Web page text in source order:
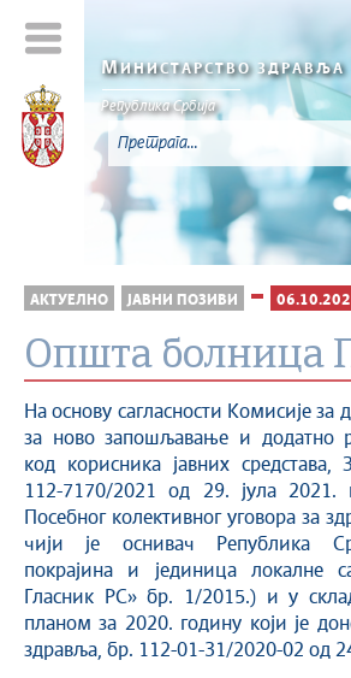
МИНИСТАРСТВО ЗДРАВЉА
Република Србија
АКТУЕЛНО ЈАВНИ ПОЗИВИ
Општа болница
На основу сагласности Комисије за
за ново запошљавање и додатно
код корисника јавних средстава,
112-7170/2021 од 29. јула
Посебног колективног уговора за
чији је оснивач Република
покрајина и јединица локалне
Гласник РС» бр. 1/2015.) и у
планом за 2020. годину који је
здравља, бр. 112-01-31/2020-02 од